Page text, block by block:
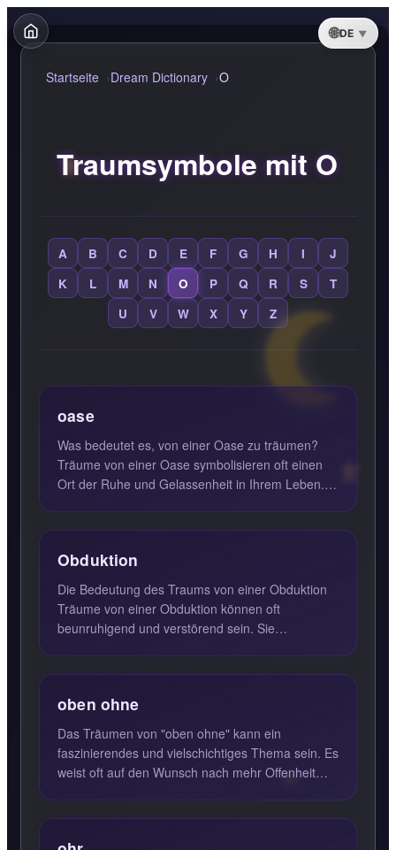
DE
Startseite Dream Dictionary O
Traumsymbole mit O
A B C D E F G H I
J
K
L M N O P Q R S
T
U
V W X Y Z
oase
Was bedeutet es, von einer Oase zu träumen?
Träume von einer Oase symbolisieren oft einen
Ort der Ruhe und Gelassenheit in Ihrem Leben.
Obduktion
Die Bedeutung des Traums von einer Obduktion
Träume von einer Obduktion können oft
beunruhigend und verstörend sein. Sie
oben ohne
Das Träumen von "oben ohne" kann ein
faszinierendes und vielschichtiges Thema sein. Es
weist oft auf den Wunsch nach mehr Offenheit